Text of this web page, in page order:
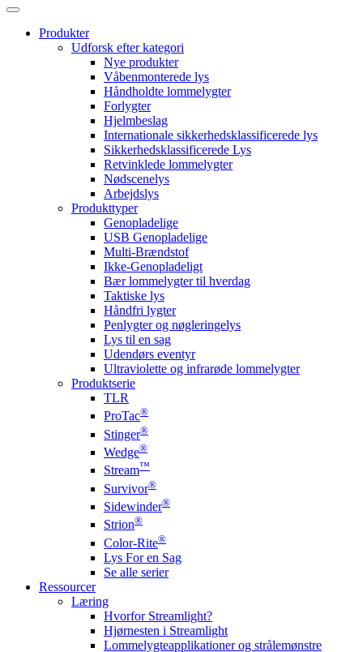
Produkter
Udforsk efter kategori
Nye produkter
Våbenmonterede lys
Håndholdte lommelygter
Forlygter
Hjelmbeslag
Internationale sikkerhedsklassificerede lys
Sikkerhedsklassificerede Lys
Retvinklede lommelygter
Nødscenelys
Arbejdslys
Produkttyper
Genopladelige
USB Genopladelige
Multi-Brændstof
Ikke-Genopladeligt
Bær lommelygter til hverdag
Taktiske lys
Håndfri lygter
Penlygter og nøgleringelys
Lys til en sag
Udendørs eventyr
Ultraviolette og infrarøde lommelygter
Produktserie
TLR
ProTac®
Stinger®
Wedge®
Stream™
Survivor®
Sidewinder®
Strion®
Color-Rite®
Lys For en Sag
Se alle serier
Ressourcer
Læring
Hvorfor Streamlight?
Hjørnesten i Streamlight
Lommelygteapplikationer og strålemønstre